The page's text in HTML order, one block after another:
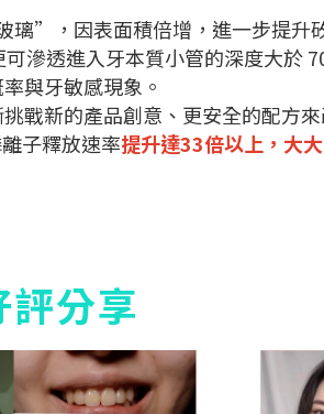
”，因表面積倍增，進一步提升
滲透進入牙本質小管的深度大於
與牙敏感現象。
戰新的產品創意、更安全的配方
子釋放速率提升達33倍以上，大
分享